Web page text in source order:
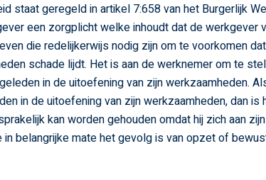
staat geregeld in artikel 7:658 van het Burgerlijk
een zorgplicht welke inhoudt dat de werkgever
die redelijkerwijs nodig zijn om te voorkomen
schade lijdt. Het is aan de werknemer om te
in de uitoefening van zijn werkzaamheden.
in de uitoefening van zijn werkzaamheden, dan is
kan worden gehouden omdat hij zich aan
belangrijke mate het gevolg is van opzet of